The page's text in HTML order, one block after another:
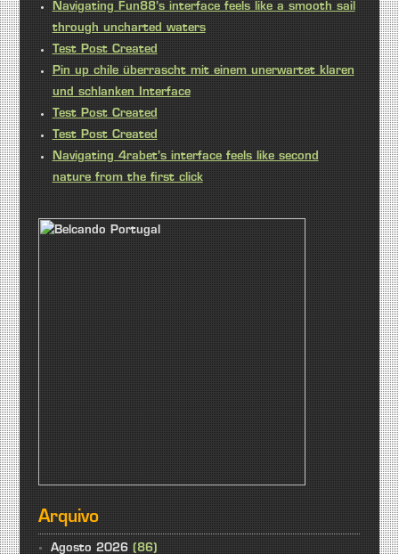
Navigating Fun88’s interface feels like a smooth sail
through uncharted waters
Test Post Created
Pin up chile überrascht mit einem unerwartet klaren
und schlanken Interface
Test Post Created
Test Post Created
Navigating 4rabet’s interface feels like second
nature from the first click
Arquivo
Agosto 2026(86)